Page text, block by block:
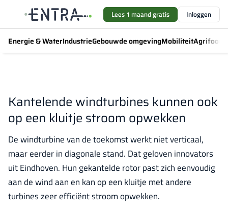
Lees 1 maand gratis Inloggen
Energie & WaterIndustrieGebouwde omgevingMobiliteitAgrifood
Kantelende windturbines kunnen ook
op een kluitje stroom opwekken
De windturbine van de toekomst werkt niet verticaal,
maar eerder in diagonale stand. Dat geloven innovators
uit Eindhoven. Hun gekantelde rotor past zich eenvoudig
aan de wind aan en kan op een kluitje met andere
turbines zeer efficiënt stroom opwekken.